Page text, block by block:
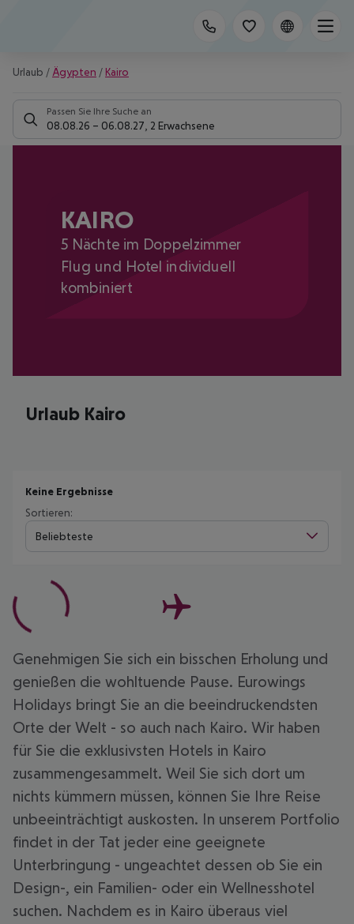
Urlaub / Ägypten / Kairo
Passen Sie Ihre Suche an
08.08.26 – 06.08.27 2 Erwachsene
KAIRO
5 Nächte im Doppelzimmer
Flug und Hotel individuell
kombiniert
Urlaub Kairo
Keine Ergebnisse
Sortieren:
Beliebteste
Genehmigen Sie sich ein bisschen Erholung und
genießen die wohltuende Pause. Eurowings
Holidays bringt Sie an die beeindruckendsten
Orte der Welt - so auch nach Kairo. Wir haben
für Sie die exklusivsten Hotels in Kairo
zusammengesammelt. Weil Sie sich dort um
nichts kümmern müssen, können Sie Ihre Reise
unbeeinträchtigt auskosten. In unserem Portfolio
findet in der Tat jeder eine geeignete
Unterbringung - ungeachtet dessen ob Sie ein
Design-, ein Familien- oder ein Wellnesshotel
suchen. Nachdem es in Kairo überaus viel